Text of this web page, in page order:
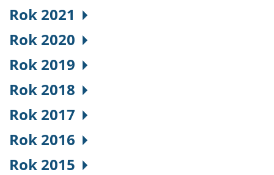
Rok 2021
Rok 2020
Rok 2019
Rok 2018
Rok 2017
Rok 2016
Rok 2015